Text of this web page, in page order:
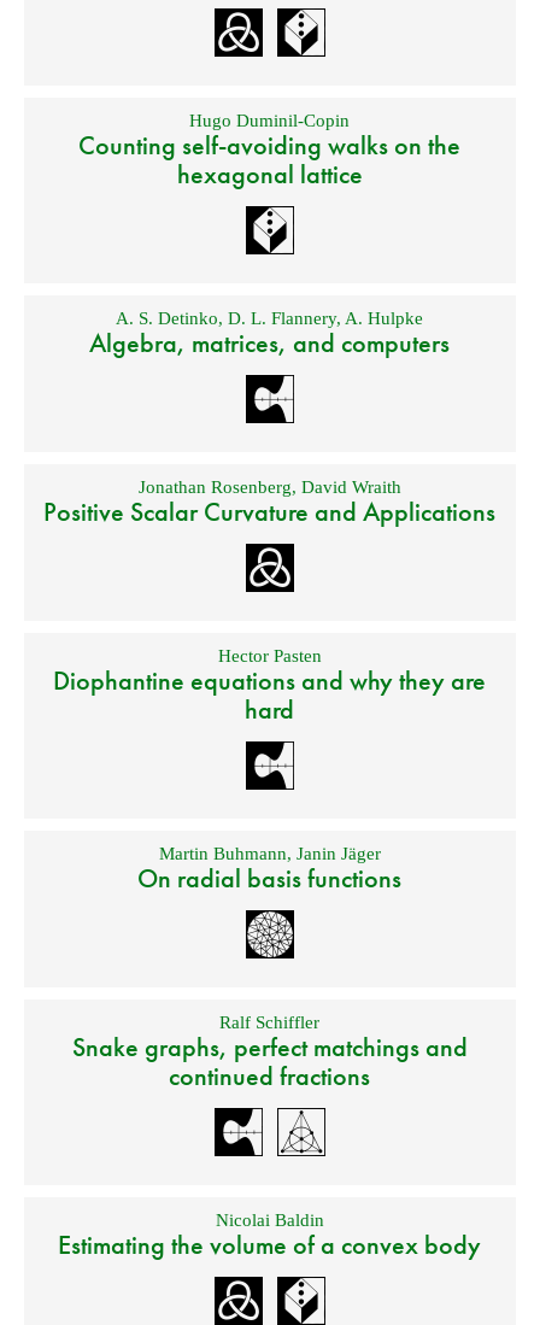
Hugo Duminil-Copin
Counting self-avoiding walks on the
hexagonal lattice
A. S. Detinko,D. L. Flannery,A. Hulpke
Algebra, matrices, and computers
Jonathan Rosenberg, David Wraith
Positive Scalar Curvature and Applications
Hector Pasten
Diophantine equations and why they are
hard
Martin Buhmann, Janin Jäger
On radial basis functions
Ralf Schiffler
Snake graphs, perfect matchings and
continued fractions
Nicolai Baldin
Estimating the volume of a convex body